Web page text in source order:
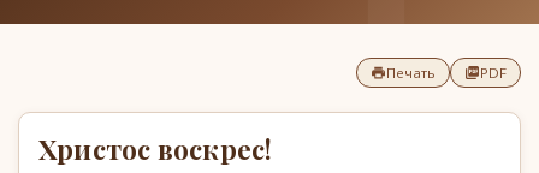
Печать PDF
Христос воскрес!